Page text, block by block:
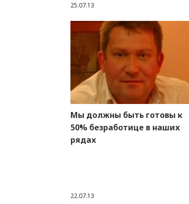
25.07.13
Мы должны быть готовы к
50% безработице в наших
рядах
22.07.13